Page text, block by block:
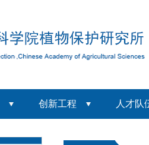
创新工程 人才队